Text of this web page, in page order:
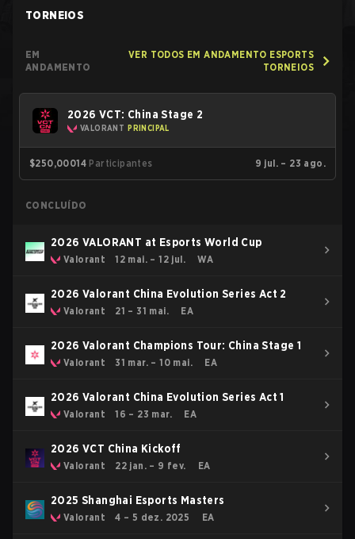
TORNEIOS
EM
ANDAMENTO
VER TODOS EM ANDAMENTO ESPORTS
TORNEIOS
2026 VCT: China Stage 2
VALORANT PRINCIPAL
$250,00014 Participantes 9 jul. – 23 ago.
CONCLUÍDO
2026 VALORANT at Esports World Cup
Valorant 12 mai. – 12 jul. WA
2026 Valorant China Evolution Series Act 2
Valorant 21 – 31 mai. EA
2026 Valorant Champions Tour: China Stage 1
Valorant 31 mar. – 10 mai. EA
2026 Valorant China Evolution Series Act 1
Valorant 16 – 23 mar. EA
2026 VCT China Kickoff
Valorant 22 jan. – 9 fev. EA
2025 Shanghai Esports Masters
Valorant 4 – 5 dez. 2025 EA